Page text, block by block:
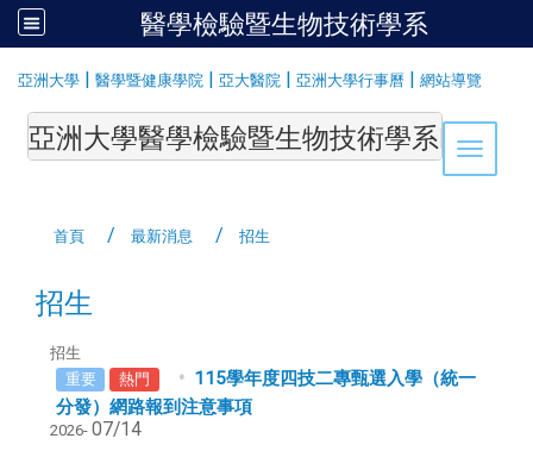
醫學檢驗暨生物技術學系
亞洲大學 | 醫學暨健康學院 | 亞大醫院 | 亞洲大學行事曆 | 網站導覽
Toggle
亞洲大學醫學檢驗暨生物技術學系
首頁 最新消息 招生
招生
招生
重要
熱門
115學年度四技二專甄選入學（統一
分發）網路報到注意事項
2026- 07/14